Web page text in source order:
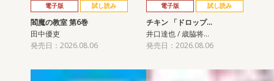
電子版 試し読み
閻魔の教室 第6巻
田中優吏
発売日：2026.08.06
電子版 試し読み
チキン 「ドロップ…
井口達也 / 歳脇将…
発売日：2026.08.06